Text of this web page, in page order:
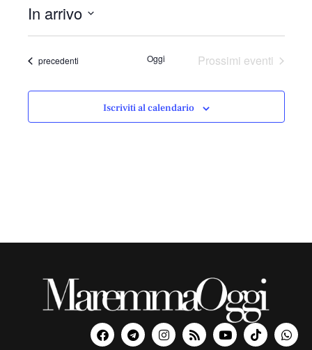
i
c
e
In arrivo
S
l
Eventi
precedenti Oggi Prossimi eventi
Iscriviti al calendario